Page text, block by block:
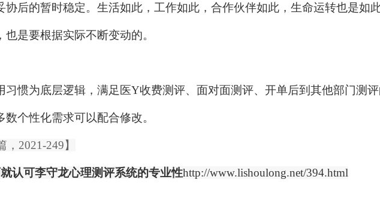
后的暂时稳定。生活如此，工作如此，合作伙伴如此，生命运转也是如
是要根据实际不断变动的。
习惯为底层逻辑，满足医Y收费测评、面对面测评、开单后到其他部门测
个性化需求可以配合修改。
2021-249】
认可李守龙心理测评系统的专业性http://www.lishoulong.net/394.html